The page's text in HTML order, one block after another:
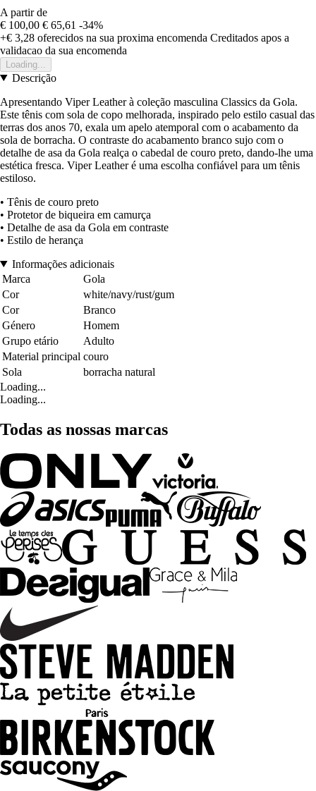
A partir de
€ 100,00 € 65,61 -34%
+€ 3,28 oferecidos na sua proxima encomenda Creditados apos a
validacao da sua encomenda
Loading...
Descrição
Apresentando Viper Leather à coleção masculina Classics da Gola.
Este tênis com sola de copo melhorada, inspirado pelo estilo casual das
terras dos anos 70, exala um apelo atemporal com o acabamento da
sola de borracha. O contraste do acabamento branco sujo com o
detalhe de asa da Gola realça o cabedal de couro preto, dando-lhe uma
estética fresca. Viper Leather é uma escolha confiável para um tênis
estiloso.
• Tênis de couro preto
• Protetor de biqueira em camurça
• Detalhe de asa da Gola em contraste
• Estilo de herança
Informações adicionais
Marca
Gola
Cor
white/navy/rust/gum
Cor
Branco
Género
Homem
Grupo etário
Adulto
Material principal couro
Sola
borracha natural
Loading...
Loading...
Todas as nossas marcas